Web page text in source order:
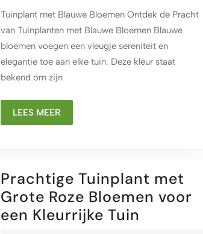
Bloemen:
Een
Oase
van
Rust
en
Schoonheid
Tuin
Tuinplant met Blauwe Bloemen Ontdek de Pracht
van Tuinplanten met Blauwe Bloemen Blauwe
bloemen voegen een vleugje sereniteit en
elegantie toe aan elke tuin. Deze kleur staat
bekend om zijn
LEES MEER
MEER
Prachtige Tuinplant met
Grote Roze Bloemen voor
een Kleurrijke Tuin